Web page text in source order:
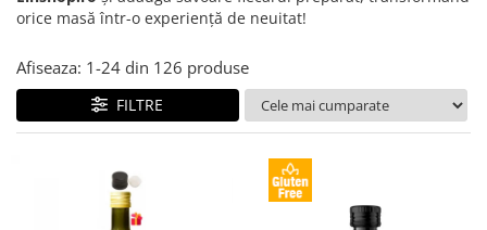
orice masă într-o experiență de neuitat!
Afiseaza: 1-24 din 126 produse
FILTRE